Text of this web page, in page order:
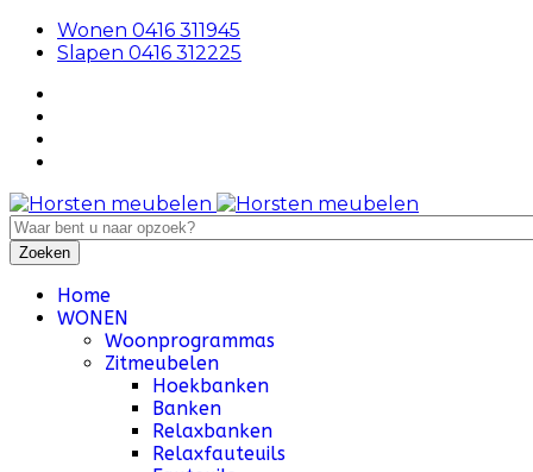
Wonen 0416 311945
Slapen 0416 312225
Home
WONEN
Woonprogrammas
Zitmeubelen
Hoekbanken
Banken
Relaxbanken
Relaxfauteuils